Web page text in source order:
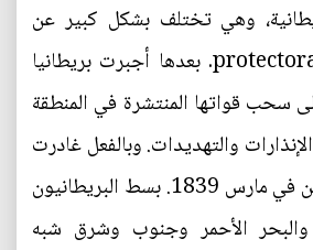
وهي تختلف بشكل كبير عن
قوانين المحمية protectorate. بعدها أجبرت بريطانيا
سحب قواتها المنتشرة في المنطقة
1832 عبر الإنذارات والتهديدات. وبالفعل غادرت
القوات المصرية اليمن في مارس 1839. بسط البريطانيون
الأحمر وجنوب وشرق شبه